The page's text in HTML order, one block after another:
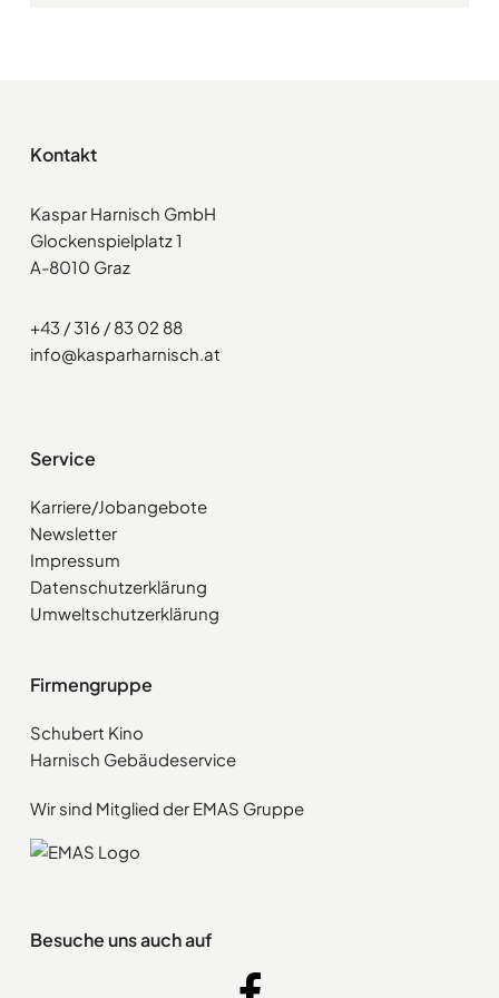
Kontakt
Kaspar Harnisch GmbH
Glockenspielplatz 1
A-8010 Graz
+43 / 316 / 83 02 88
info@kasparharnisch.at
Service
Karriere/Jobangebote
Newsletter
Impressum
Datenschutzerklärung
Umweltschutzerklärung
Firmengruppe
Schubert Kino
Harnisch Gebäudeservice
Wir sind Mitglied der EMAS Gruppe
Besuche uns auch auf